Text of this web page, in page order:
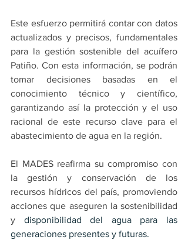
Este esfuerzo permitirá contar con datos
actualizados y precisos, fundamentales
para la gestión sostenible del acuífero
Patiño. Con esta información, se podrán
tomar decisiones basadas en el
conocimiento técnico y científico,
garantizando así la protección y el uso
racional de este recurso clave para el
abastecimiento de agua en la región.
El MADES reafirma su compromiso con
la gestión y conservación de los
recursos hídricos del país, promoviendo
acciones que aseguren la sostenibilidad
y disponibilidad del agua para las
generaciones presentes y futuras.